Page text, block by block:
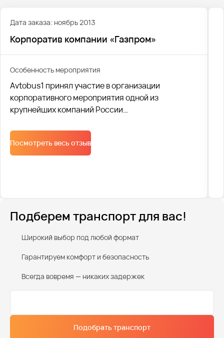
Дата заказа: ноябрь 2013
Корпоратив компании «Газпром»
Особенность мероприятия
Avtobus1 принял участие в организации
корпоративного мероприятия одной из
крупнейших компаний России
комфортабельных автобусах и в праздничном
настроении были доставлены на торжество.
Посмотреть весь отзыв
Подберем транспорт для вас!
Широкий выбор под любой формат
Гарантируем комфорт и безопасность
Всегда вовремя — никаких задержек
Подобрать транспорт